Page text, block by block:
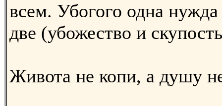
всем. Убогого одна нужда
две (убожество и
Живота не копи, а душу